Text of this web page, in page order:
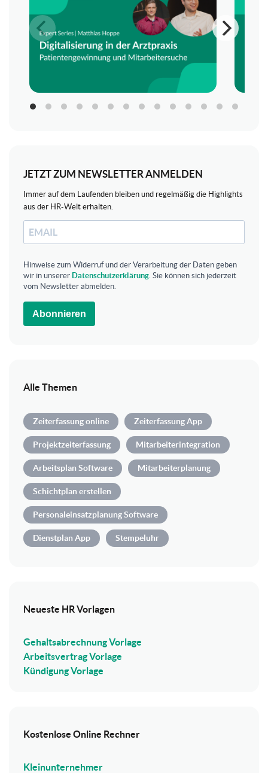
JETZT ZUM NEWSLETTER ANMELDEN
Immer auf dem Laufenden bleiben und regelmäßig die Highlights
aus der HR-Welt erhalten.
Hinweise zum Widerruf und der Verarbeitung der Daten geben
wir in unserer Datenschutzerklärung . Sie können sich jederzeit
vom Newsletter abmelden.
Abonnieren
Alle Themen
Zeiterfassung online Zeiterfassung App
Projektzeiterfassung Mitarbeiterintegration
Arbeitsplan Software Mitarbeiterplanung
Schichtplan erstellen
Personaleinsatzplanung Software
Dienstplan App Stempeluhr
Neueste HR Vorlagen
Gehaltsabrechnung Vorlage
Arbeitsvertrag Vorlage
Kündigung Vorlage
Kostenlose Online Rechner
Kleinunternehmer